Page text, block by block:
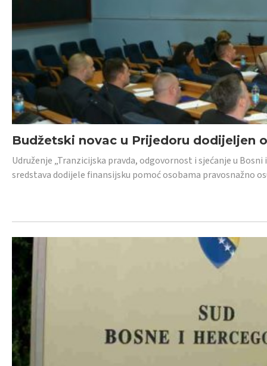
Budžetski novac u Prijedoru dodijeljen
Udruženje „Tranzicijska pravda, odgovornost i sjećanje u
sredstava dodijele finansijsku pomoć osobama pravosnažno